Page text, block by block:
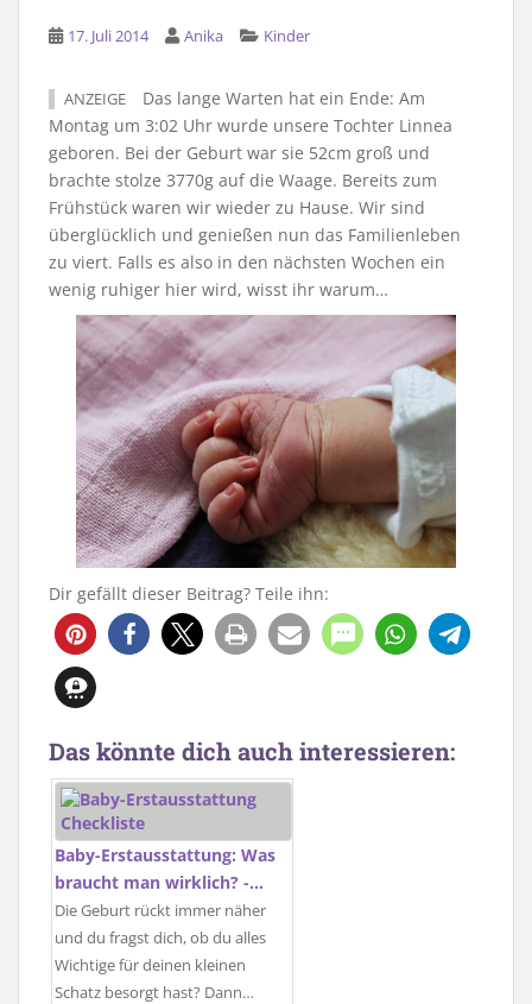
17. Juli 2014 Anika Kinder
ANZEIGE
Das lange Warten hat ein Ende: Am
Montag um 3:02 Uhr wurde unsere Tochter Linnea
geboren. Bei der Geburt war sie 52cm groß und
brachte stolze 3770g auf die Waage. Bereits zum
Frühstück waren wir wieder zu Hause. Wir sind
überglücklich und genießen nun das Familienleben
zu viert. Falls es also in den nächsten Wochen ein
wenig ruhiger hier wird, wisst ihr warum…
Dir gefällt dieser Beitrag? Teile ihn:
Das könnte dich auch interessieren:
Baby-Erstausstattung: Was
braucht man wirklich? -…
Die Geburt rückt immer näher
und du fragst dich, ob du alles
Wichtige für deinen kleinen
Schatz besorgt hast? Dann…